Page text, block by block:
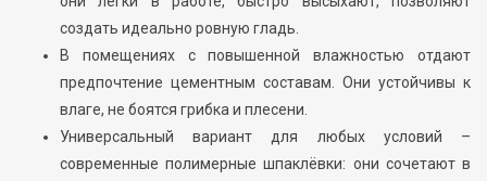
создать идеально ровную гладь.
В помещениях с повышенной влажностью отдают
предпочтение цементным составам. Они устойчивы к
влаге, не боятся грибка и плесени.
Универсальный вариант для любых условий –
современные полимерные шпаклёвки: они сочетают в